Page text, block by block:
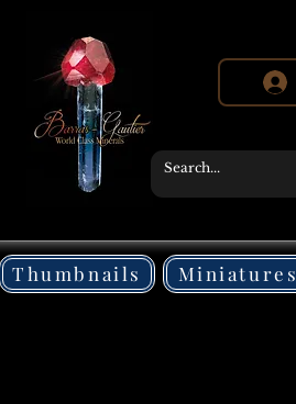
Thumbnails Miniatures